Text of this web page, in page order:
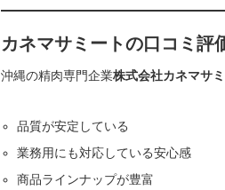
カネマサミートの口コミ評
沖縄の精肉専門企業株式会社カネマサ
品質が安定している
業務用にも対応している安心感
商品ラインナップが豊富